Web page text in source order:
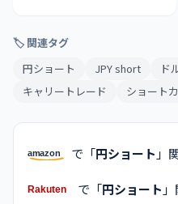
🏷 関連タグ
円ショート
JPY short ド
キャリートレード
ショート
で「円ショート 」
で「円ショート